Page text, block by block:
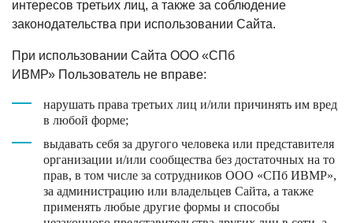
интересов третьих лиц, а также за соблюдение
законодательства при использовании Сайта.
При использовании Сайта ООО «СПб
ИВМР» Пользователь не вправе:
нарушать права третьих лиц и/или причинять им вред
в любой форме;
выдавать себя за другого человека или представителя
организации и/или сообщества без достаточных на то
прав, в том числе за сотрудников ООО «СПб ИВМР»,
за администрацию или владельцев Сайта, а также
применять любые другие формы и способы